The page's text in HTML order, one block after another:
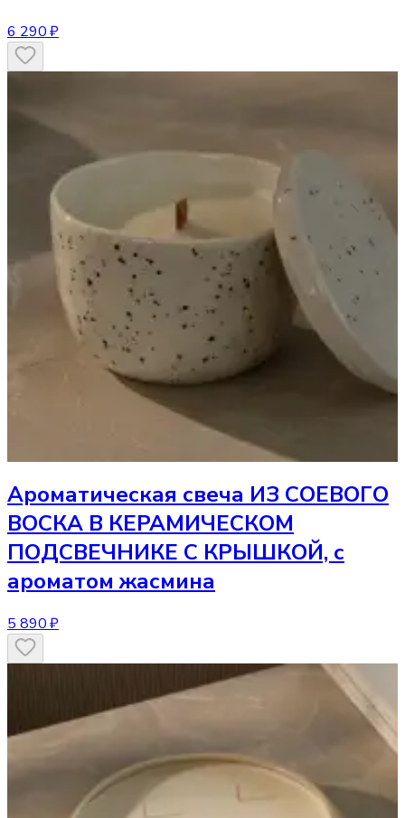
6 290 ₽
Ароматическая свеча ИЗ СОЕВОГО
ВОСКА В КЕРАМИЧЕСКОМ
ПОДСВЕЧНИКЕ С КРЫШКОЙ, с
ароматом жасмина
5 890 ₽